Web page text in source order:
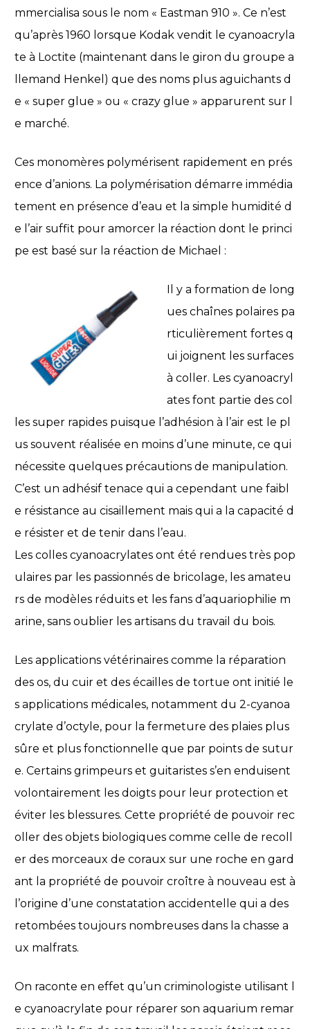
mmercialisa sous le nom « Eastman 910 ». Ce n’est
qu’après 1960 lorsque Kodak vendit le cyanoacryla
te à Loctite (maintenant dans le giron du groupe a
llemand Henkel) que des noms plus aguichants d
e « super glue » ou « crazy glue » apparurent sur l
e marché.
Ces monomères polymérisent rapidement en prés
ence d’anions. La polymérisation démarre immédia
tement en présence d’eau et la simple humidité d
e l’air suffit pour amorcer la réaction dont le princi
pe est basé sur la réaction de Michael :
Il y a formation de long
ues chaînes polaires pa
rticulièrement fortes q
ui joignent les surfaces
à coller. Les cyanoacryl
ates font partie des col
les super rapides puisque l’adhésion à l’air est le pl
us souvent réalisée en moins d’une minute, ce qui
nécessite quelques précautions de manipulation.
C’est un adhésif tenace qui a cependant une faibl
e résistance au cisaillement mais qui a la capacité d
e résister et de tenir dans l’eau.
Les colles cyanoacrylates ont été rendues très pop
ulaires par les passionnés de bricolage, les amateu
rs de modèles réduits et les fans d’aquariophilie m
arine, sans oublier les artisans du travail du bois.
Les applications vétérinaires comme la réparation
des os, du cuir et des écailles de tortue ont initié le
s applications médicales, notamment du 2-cyanoa
crylate d’octyle, pour la fermeture des plaies plus
sûre et plus fonctionnelle que par points de sutur
e. Certains grimpeurs et guitaristes s’en enduisent
volontairement les doigts pour leur protection et
éviter les blessures. Cette propriété de pouvoir rec
oller des objets biologiques comme celle de recoll
er des morceaux de coraux sur une roche en gard
ant la propriété de pouvoir croître à nouveau est à
l’origine d’une constatation accidentelle qui a des
retombées toujours nombreuses dans la chasse a
ux malfrats.
On raconte en effet qu’un criminologiste utilisant l
e cyanoacrylate pour réparer son aquarium remar